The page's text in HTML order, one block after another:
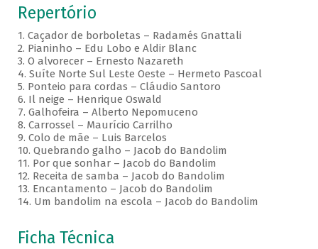
Repertório
1. Caçador de borboletas – Radamés Gnattali
2. Pianinho – Edu Lobo e Aldir Blanc
3. O alvorecer – Ernesto Nazareth
4. Suíte Norte Sul Leste Oeste – Hermeto Pascoal
5. Ponteio para cordas – Cláudio Santoro
6. Il neige – Henrique Oswald
7. Galhofeira – Alberto Nepomuceno
8. Carrossel – Maurício Carrilho
9. Colo de mãe – Luis Barcelos
10. Quebrando galho – Jacob do Bandolim
11. Por que sonhar – Jacob do Bandolim
12. Receita de samba – Jacob do Bandolim
13. Encantamento – Jacob do Bandolim
14. Um bandolim na escola – Jacob do Bandolim
Ficha Técnica